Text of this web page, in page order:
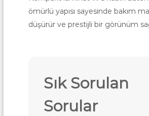
ömürlü yapısı sayesinde bakım
düşürür ve prestijli bir görünüm
Sık Sorulan
Sorular